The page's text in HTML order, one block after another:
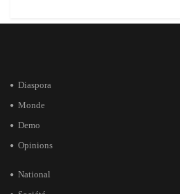
Diaspora
Monde
Demo
Opinions
National